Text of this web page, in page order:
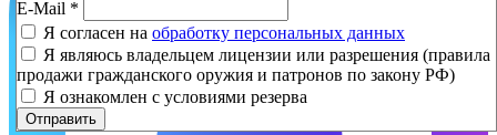
E-Mail *
Я согласен на обработку персональных данных
Я являюсь владельцем лицензии или разрешения (правила
продажи гражданского оружия и патронов по закону РФ)
Я ознакомлен с условиями резерва
Отправить